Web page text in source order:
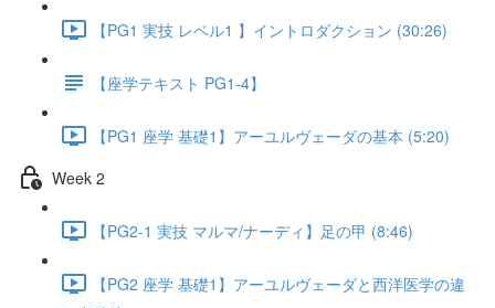
【PG1 実技 レベル1 】イントロダクション (30:26)
【座学テキスト PG1-4】
【PG1 座学 基礎1】アーユルヴェーダの基本 (5:20)
Week 2
【PG2-1 実技 マルマ/ナーディ】足の甲 (8:46)
【PG2 座学 基礎1】アーユルヴェーダと西洋医学の違